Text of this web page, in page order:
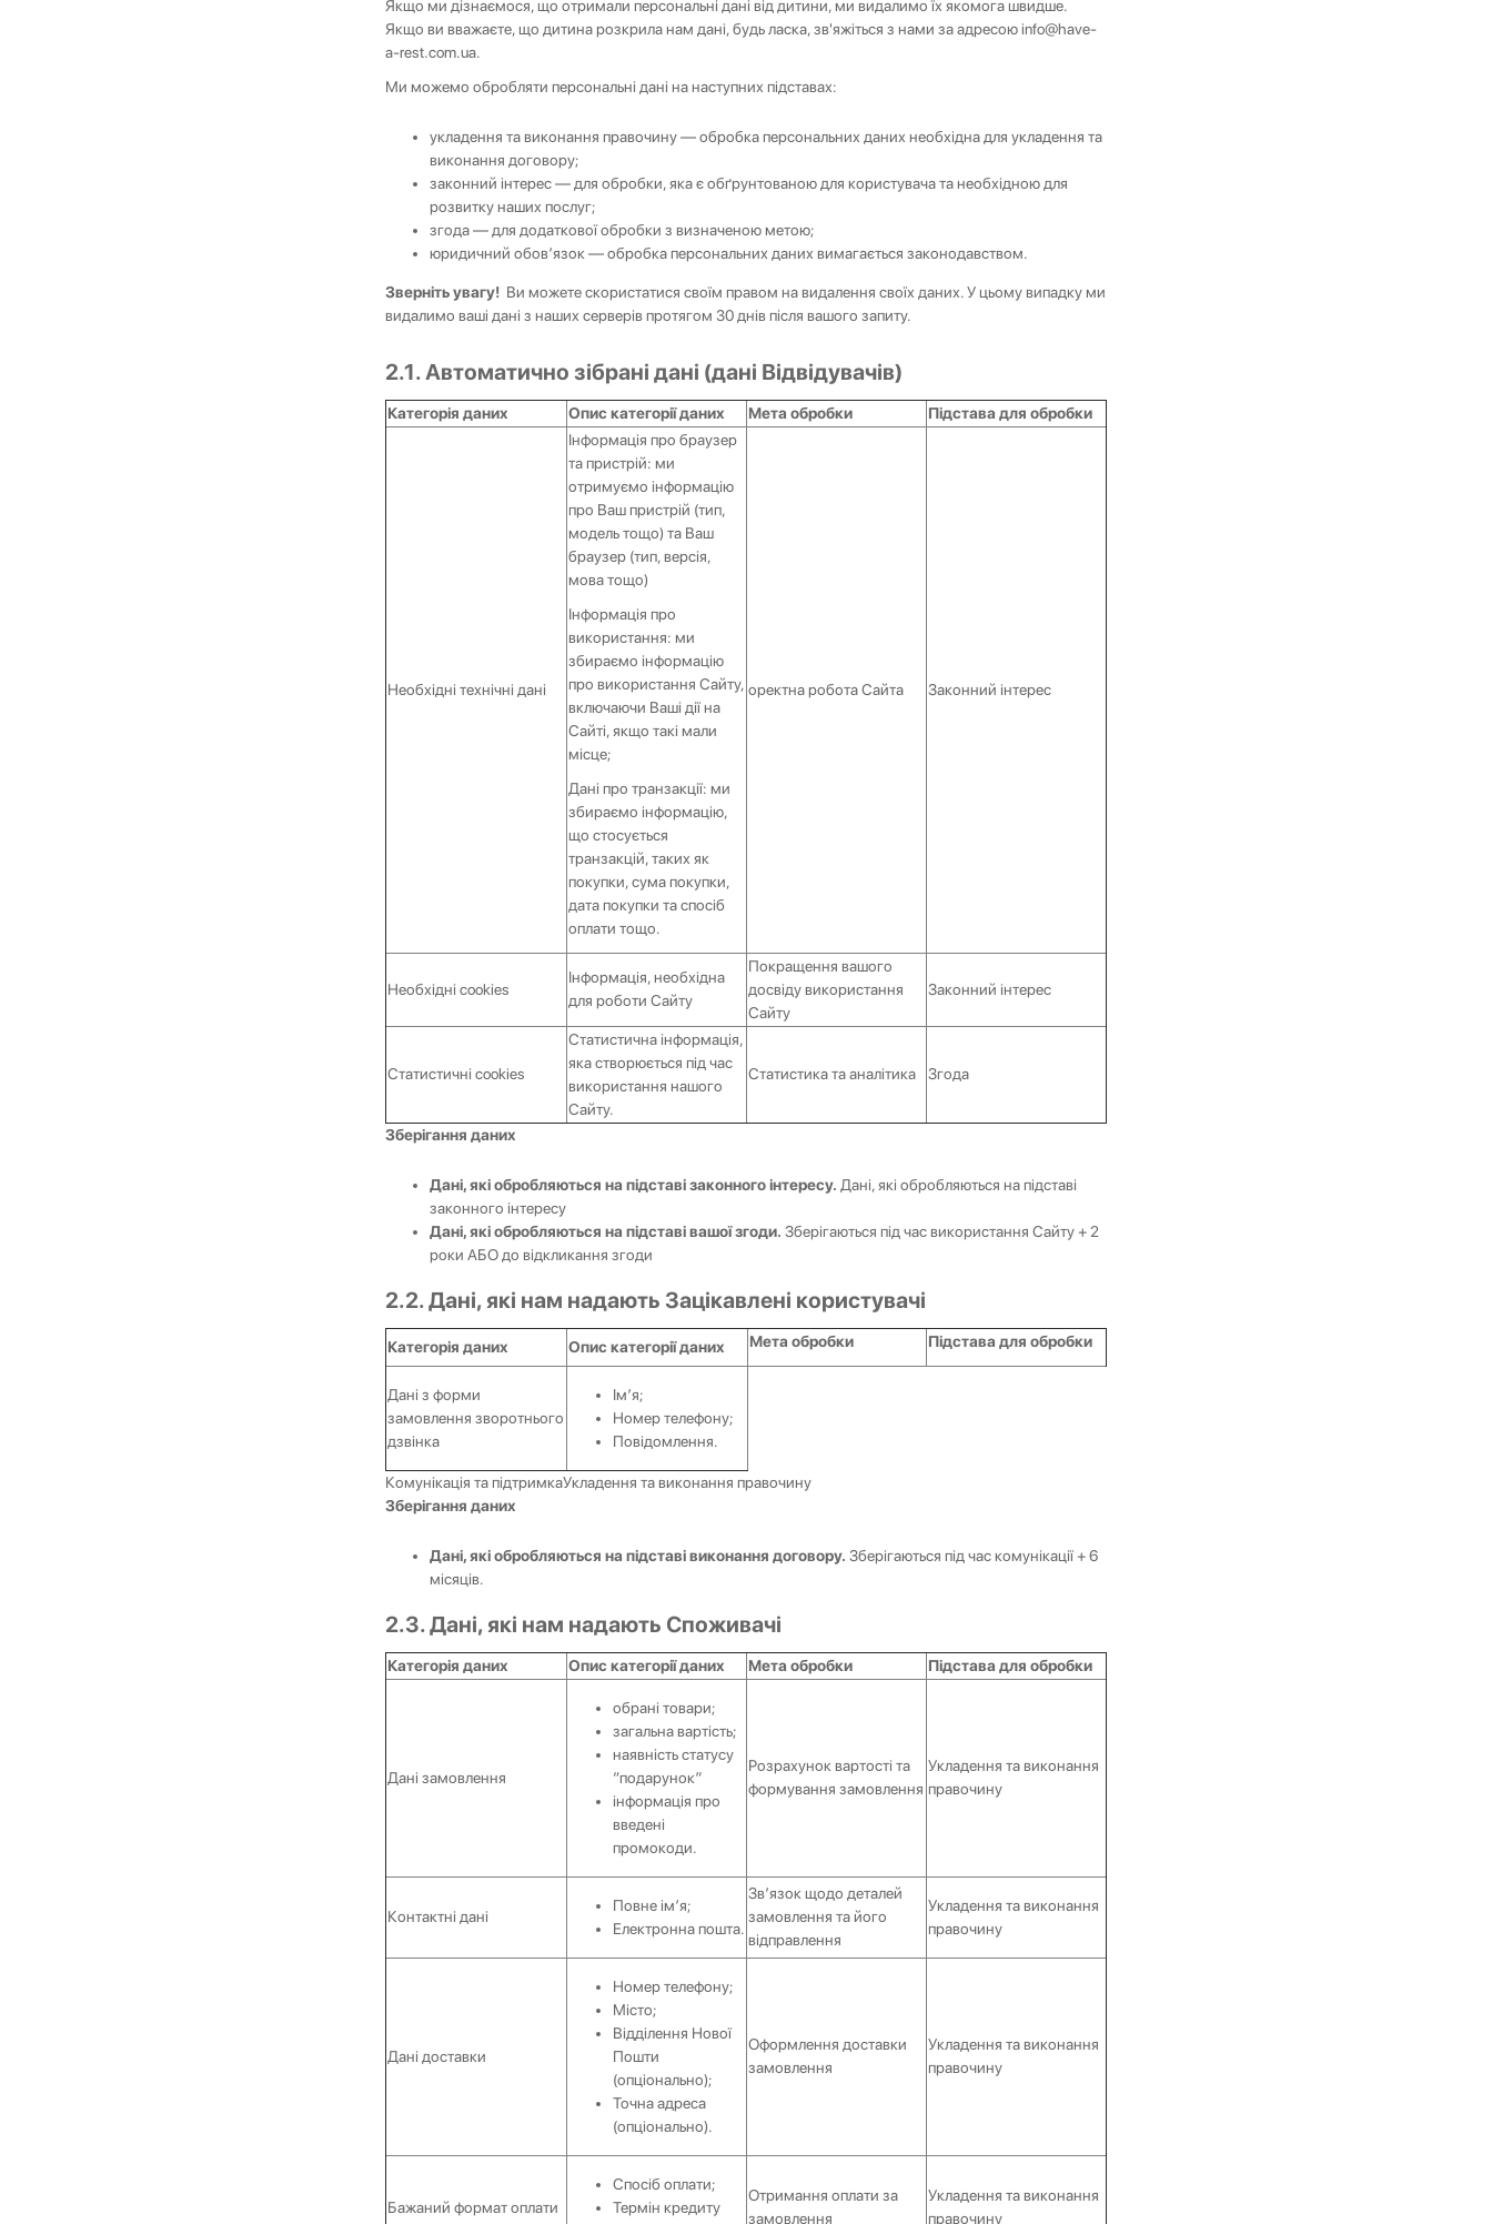
Якщо ми дізнаємося, що отримали персональні дані від дитини, ми видалимо їх якомога швидше.
Якщо ви вважаєте, що дитина розкрила нам дані, будь ласка, зв'яжіться з нами за адресоюinfo@have-
a-rest.com.ua.
Ми можемо обробляти персональні дані на наступних підставах:
укладення та виконання правочину — обробка персональних даних необхідна для укладення та
виконання договору;
законний інтерес — для обробки, яка є обґрунтованою для користувача та необхідною для
розвитку наших послуг;
згода — для додаткової обробки з визначеною метою;
юридичний обов’язок — обробка персональних даних вимагається законодавством.
Зверніть увагу! Ви можете скористатися своїм правом на видалення своїх даних. У цьому випадку ми
видалимо ваші дані з наших серверів протягом 30 днів після вашого запиту.
2.1. Автоматично зібрані дані (дані Відвідувачів)
Категорія даних Опис категорії даних Мета обробки Підстава для обробки
Необхідні технічні дані
Інформація про браузер
та пристрій: ми
отримуємо інформацію
про Ваш пристрій (тип,
модель тощо) та Ваш
браузер (тип, версія,
мова тощо)
Інформація про
використання: ми
збираємо інформацію
про використання Сайту,
включаючи Ваші дії на
Сайті, якщо такі мали
місце;
Дані про транзакції: ми
збираємо інформацію,
що стосується
транзакцій, таких як
покупки, сума покупки,
дата покупки та спосіб
оплати тощо.
оректна робота Сайта Законний інтерес
Необхідні cookies
Інформація, необхідна
для роботи Сайту
Покращення вашого
досвіду використання
Сайту
Законний інтерес
Статистичні cookies
Статистична інформація,
яка створюється під час
використання нашого
Сайту.
Статистика та аналітика Згода
Зберігання даних
Дані, які обробляються на підставі законного інтересу. Дані, які обробляються на підставі
законного інтересу
Дані, які обробляються на підставі вашої згоди. Зберігаються під час використання Сайту + 2
роки АБО до відкликання згоди
2.2. Дані, які нам надають Зацікавлені користувачі
Категорія даних Опис категорії даних Мета обробки Підстава для обробки
Дані з форми
замовлення зворотнього
дзвінка
Ім’я;
Номер телефону;
Повідомлення.
Комунікація та підтримкаУкладення та виконання правочину
Зберігання даних
Дані, які обробляються на підставі виконання договору. Зберігаються під час комунікації + 6
місяців.
2.3. Дані, які нам надають Споживачі
Категорія даних Опис категорії даних Мета обробки Підстава для обробки
Дані замовлення
обрані товари;
загальна вартість;
наявність статусу
“подарунок”
інформація про
введені
промокоди.
Розрахунок вартості та
формування замовлення
Укладення та виконання
правочину
Контактні дані
Повне імʼя;
Електронна пошта.
Звʼязок щодо деталей
замовлення та його
відправлення
Укладення та виконання
правочину
Дані доставки
Номер телефону;
Місто;
Відділення Нової
Пошти
(опціонально);
Точна адреса
(опціонально).
Оформлення доставки
замовлення
Укладення та виконання
правочину
Бажаний формат оплати
Спосіб оплати;
Термін кредиту
Отримання оплати за
замовлення
Укладення та виконання
правочину
💌 Долучайся до спільноти Have A Rest!
Підпишись на наші новини та отримайзнижку -10%
на першу покупку